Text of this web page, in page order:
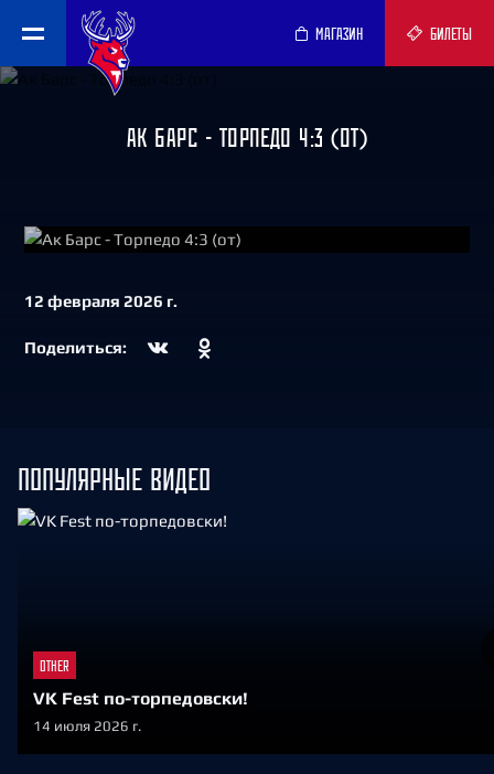
МАГАЗИН БИЛЕТЫ
АК БАРС - ТОРПЕДО 4:3 (ОТ)
12 февраля 2026 г.
Поделиться:
ПОПУЛЯРНЫЕ ВИДЕО
OTHER
VK Fest по-торпедовски!
14 июля 2026 г.